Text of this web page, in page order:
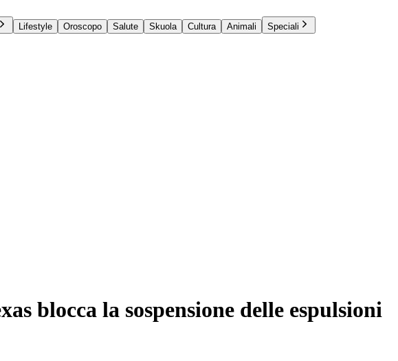
Lifestyle Oroscopo Salute Skuola Cultura Animali
Speciali
blocca la sospensione delle espulsioni